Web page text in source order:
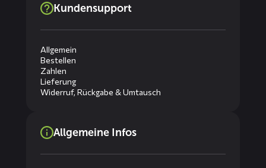
Kundensupport
Allgemein
Bestellen
Zahlen
Lieferung
Widerruf, Rückgabe & Umtausch
Allgemeine Infos